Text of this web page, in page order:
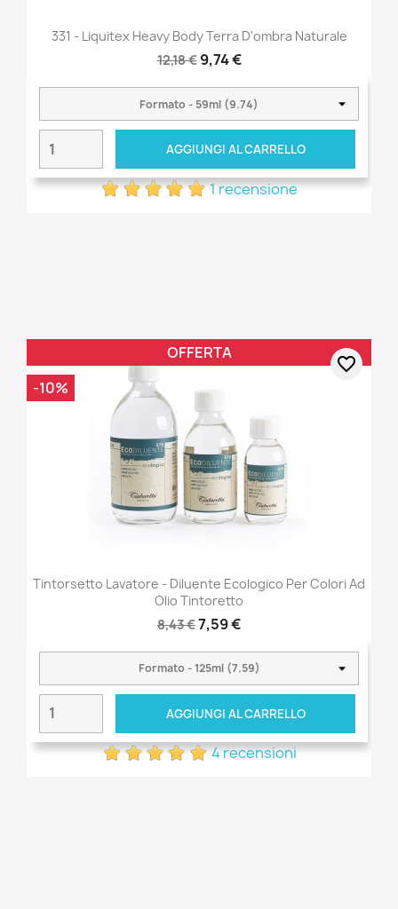
331 - Liquitex Heavy Body Terra D'ombra Naturale
12,18 € 9,74 €
AGGIUNGI AL CARRELLO
1 recensione
Tintorsetto Lavatore - Diluente Ecologico Per Colori Ad
Olio Tintoretto
8,43 €7,59 €
AGGIUNGI AL CARRELLO
4 recensioni
OFFERTA
-10%
favorite_border